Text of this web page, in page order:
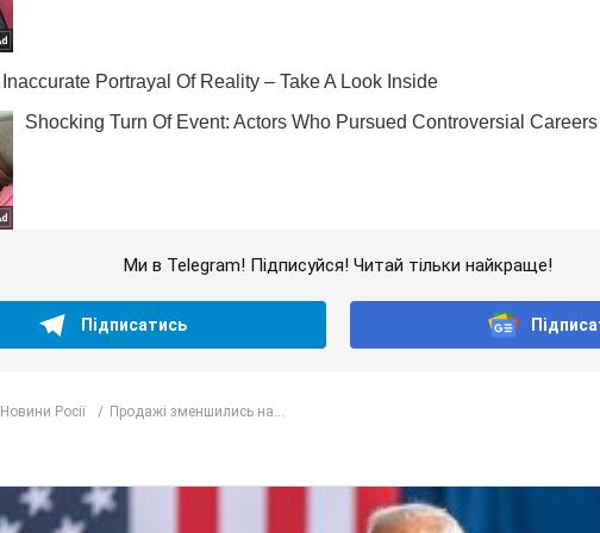
Ми в Telegram! Підписуйся! Читай тільки найкраще!
Підписатись
Новини Росії Продажі зменшились на...